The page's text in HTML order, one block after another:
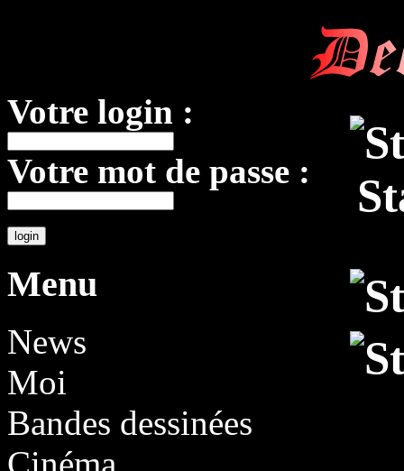
Votre login :
Votre mot de passe :
Menu
News
Moi
Bandes dessinées